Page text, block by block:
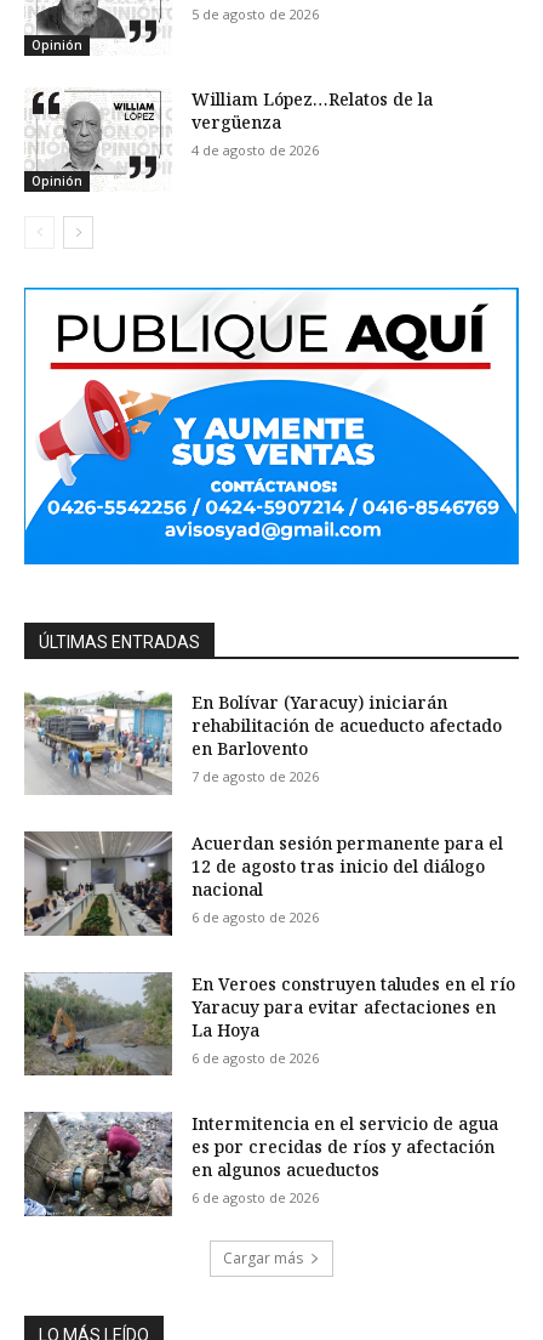
Opinión
5 de agosto de 2026
Opinión
William López…Relatos de la
vergüenza
4 de agosto de 2026
ÚLTIMAS ENTRADAS
En Bolívar (Yaracuy) iniciarán
rehabilitación de acueducto afectado
en Barlovento
7 de agosto de 2026
Acuerdan sesión permanente para el
12 de agosto tras inicio del diálogo
nacional
6 de agosto de 2026
En Veroes construyen taludes en el río
Yaracuy para evitar afectaciones en
La Hoya
6 de agosto de 2026
Intermitencia en el servicio de agua
es por crecidas de ríos y afectación
en algunos acueductos
6 de agosto de 2026
Cargar más
LO MÁS LEÍDO